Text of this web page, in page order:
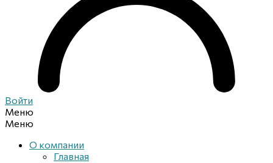
Войти
Меню
Меню
О компании
Главная